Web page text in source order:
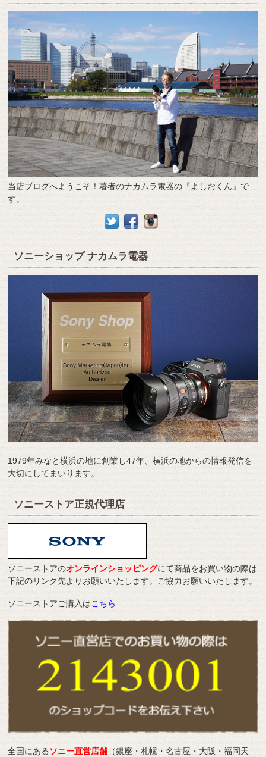
当店ブログへようこそ！著者のナカムラ電器の『よしおくん』で
す。
ソニーショップ ナカムラ電器
1979年みなと横浜の地に創業し47年、横浜の地からの情報発信を
大切にしてまいります。
ソニーストア正規代理店
ソニーストアのオンラインショッピングにて商品をお買い物の際は
下記のリンク先よりお願いいたします。ご協力お願いいたします。
ソニーストアご購入はこちら
全国にあるソニー直営店舗 （銀座・札幌・名古屋・大阪・福岡天